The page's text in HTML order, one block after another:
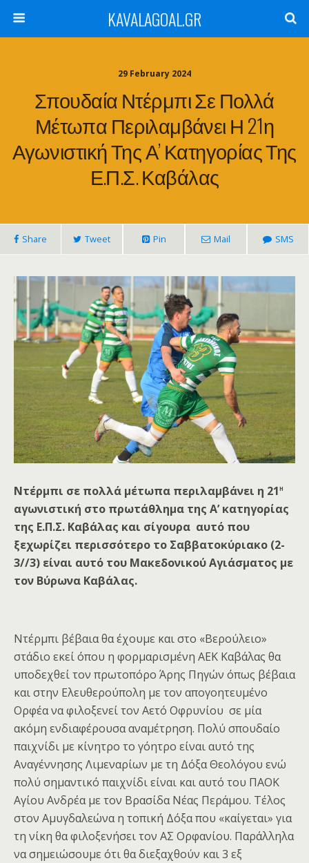
KAVALAGOAL.GR
29 February 2024
Σπουδαία Ντέρμπι Σε Πολλά
Μέτωπα Περιλαμβάνει Η 21η
Αγωνιστική Της Α’ Κατηγορίας Της
Ε.Π.Σ. Καβάλας
Share Tweet Pin Mail SMS
Ντέρμπι σε πολλά μέτωπα περιλαμβάνει η 21η
αγωνιστική στο πρωτάθλημα της Α’ κατηγορίας
της Ε.Π.Σ. Καβάλας και σίγουρα αυτό που
ξεχωρίζει περισσότερο το Σαββατοκύριακο (2-
3//3) είναι αυτό του Μακεδονικού Αγιάσματος με
τον Βύρωνα Καβάλας.
Ντέρμπι βέβαια θα έχουμε και στο «Βερούλειο»
στάδιο εκεί όπου η φορμαρισμένη ΑΕΚ Καβάλας θα
υποδεχθεί τον πρωτοπόρο Άρης Πηγών όπως βέβαια
και στην Ελευθερούπολη με τον απογοητευμένο
Ορφέα να φιλοξενεί τον Αετό Οφρυνίου σε μία
ακόμη ενδιαφέρουσα αναμέτρηση. Πολύ σπουδαίο
παιχνίδι με κίνητρο το γόητρο είναι αυτό της
Αναγέννησης Λιμεναρίων με τη Δόξα Θεολόγου ενώ
πολύ σημαντικό παιχνίδι είναι και αυτό του ΠΑΟΚ
Αγίου Ανδρέα με τον Βρασίδα Νέας Περάμου. Τέλος
στον Αμυγδαλεώνα η τοπική Δόξα που «καίγεται» για
τη νίκη θα φιλοξενήσει τον ΑΣ Ορφανίου. Παράλληλα
να σημειώσουμε ότι θα διεξαχθούν και 3 εξ